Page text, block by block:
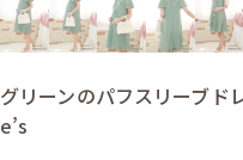
グリーンのパフスリーブ
e’s